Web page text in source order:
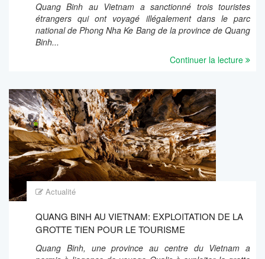
Quang Binh au Vietnam a sanctionné trois touristes
étrangers qui ont voyagé illégalement dans le parc
national de Phong Nha Ke Bang de la province de Quang
Binh...
Continuer la lecture
Actualité
QUANG BINH AU VIETNAM: EXPLOITATION DE LA
GROTTE TIEN POUR LE TOURISME
Quang Binh, une province au centre du Vietnam a